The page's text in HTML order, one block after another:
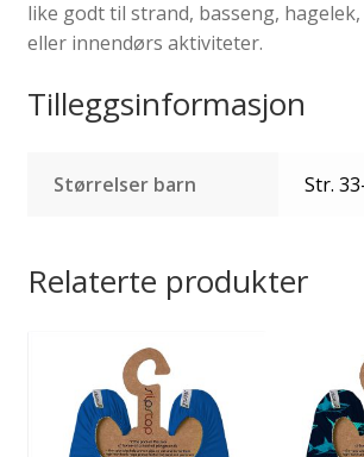
like godt til strand, basseng,
eller innendørs aktiviteter.
Tilleggsinformasjon
Størrelser barn Str.
Relaterte produkter